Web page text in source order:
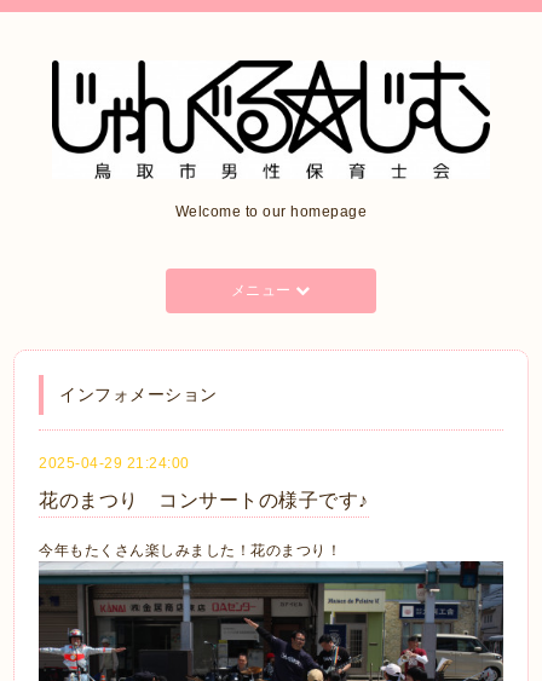
Welcome to our homepage
メニュー
インフォメーション
2025-04-29 21:24:00
花のまつり コンサートの様子です♪
今年もたくさん楽しみました！花のまつり！